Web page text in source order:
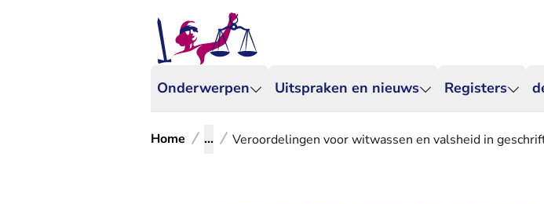
Onderwerpen Uitspraken en nieuws Registers
Home ... Veroordelingen voor witwassen en valsheid in